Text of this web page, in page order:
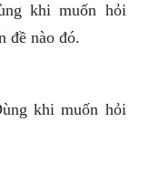
khi muốn hỏi
đề nào đó.
khi muốn hỏi